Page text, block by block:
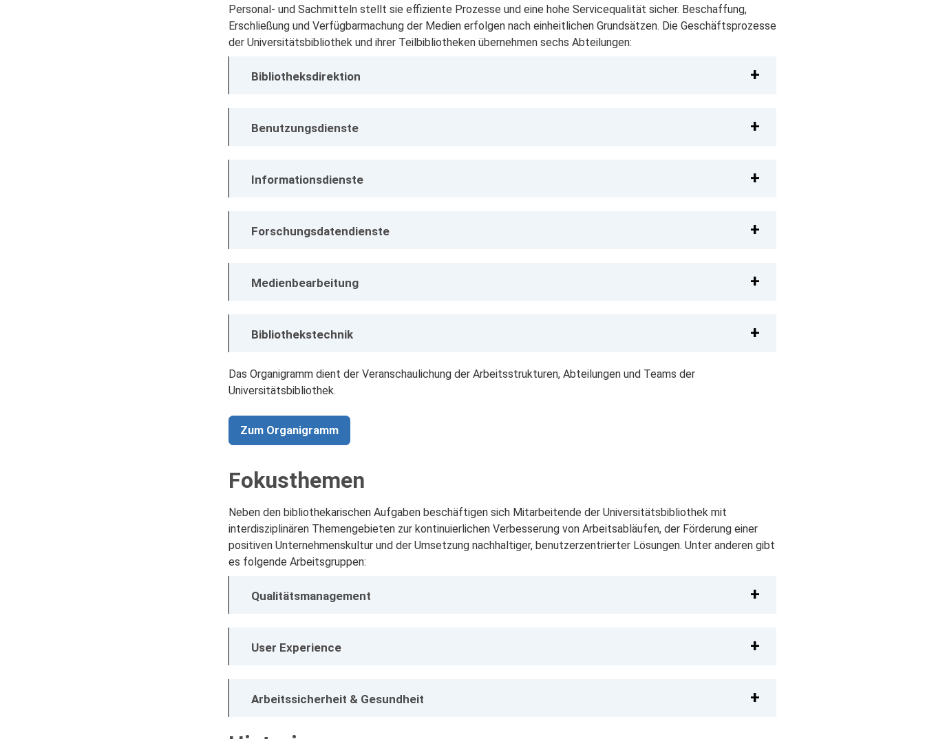
Personal- und Sachmitteln stellt sie effiziente Prozesse und eine hohe Servicequalität sicher. Beschaffung,
Erschließung und Verfügbarmachung der Medien erfolgen nach einheitlichen Grundsätzen. Die Geschäftsprozesse
der Universitätsbibliothek und ihrer Teilbibliotheken übernehmen sechs Abteilungen:
Bibliotheksdirektion
Benutzungsdienste
Informationsdienste
Forschungsdatendienste
Medienbearbeitung
Bibliothekstechnik
Das Organigramm dient der Veranschaulichung der Arbeitsstrukturen, Abteilungen und Teams der
Universitätsbibliothek.
Zum Organigramm
Fokusthemen
Neben den bibliothekarischen Aufgaben beschäftigen sich Mitarbeitende der Universitätsbibliothek mit
interdisziplinären Themengebieten zur kontinuierlichen Verbesserung von Arbeitsabläufen, der Förderung einer
positiven Unternehmenskultur und der Umsetzung nachhaltiger, benutzerzentrierter Lösungen. Unter anderen gibt
es folgende Arbeitsgruppen:
Qualitätsmanagement
User Experience
Arbeitssicherheit & Gesundheit